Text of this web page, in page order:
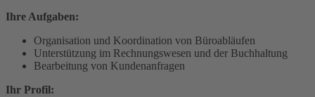
Ihre Aufgaben:
Organisation und Koordination von Büroabläufen
Unterstützung im Rechnungswesen und der Buchhaltung
Bearbeitung von Kundenanfragen
Ihr Profil: